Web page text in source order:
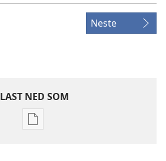
Neste
LAST NED SOM
Nedlastingsalternativer